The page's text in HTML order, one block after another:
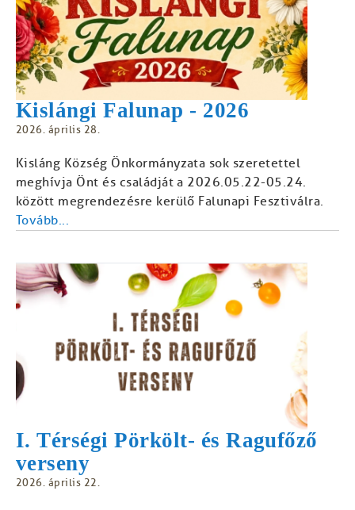
Kislángi Falunap - 2026
2026. április 28.
Kisláng Község Önkormányzata sok szeretettel
meghívja Önt és családját a 2026.05.22-05.24.
között megrendezésre kerülő Falunapi Fesztiválra.
Tovább...
I. Térségi Pörkölt- és Ragufőző
verseny
2026. április 22.